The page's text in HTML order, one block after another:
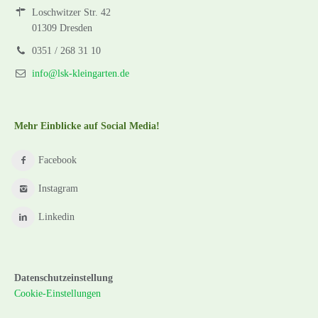
Loschwitzer Str. 42
01309 Dresden
0351 / 268 31 10
info@lsk-kleingarten.de
Mehr Einblicke auf Social Media!
Facebook
Instagram
Linkedin
Datenschutzeinstellung
Cookie-Einstellungen